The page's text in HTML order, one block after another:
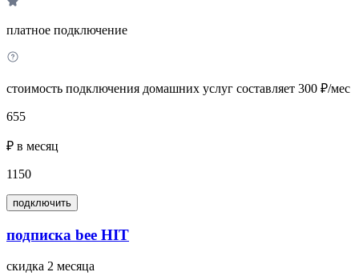
платное подключение
стоимость подключения домашних услуг составляет 300 ₽/мес
655
₽ в месяц
1150
подключить
подписка bee HIT
скидка 2 месяца